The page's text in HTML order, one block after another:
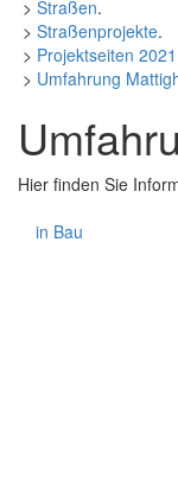
> Straßen.
> Straßenprojekte.
> Projektseiten 2021
> Umfahrung
Hier finden Sie
in Bau